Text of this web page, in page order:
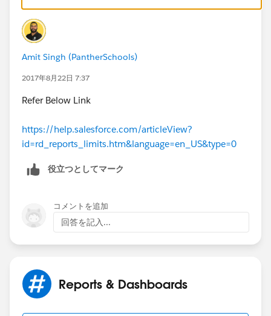
link :
id=reports_export.htm
Please check both the links. Hopefully, your query is
resolved.
Please mark this as best answer if your query is
Best regards
David Hales(1058)
Amit Singh (PantherSchools)
2017年8月22日 7:37
Refer Below Link
https://help.salesforce.com/articleView?
id=rd_reports_limits.htm&language=en_US&type=0
役立つとしてマーク
コメントを追加
回答を記入...
Reports & Dashboards